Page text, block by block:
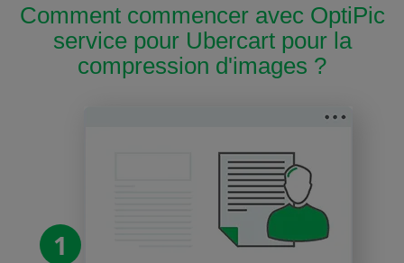
Comment commencer avec OptiPic
service pour Ubercart pour la
compression d'images ?
1